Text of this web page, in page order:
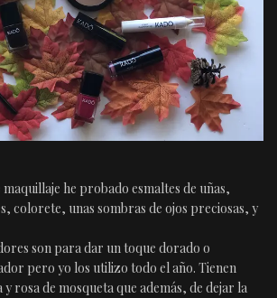
he probado esmaltes de uñas,
colorete, unas sombras de ojos preciosas, y
son para dar un toque dorado o
pero yo los utilizo todo el año. Tienen
rosa de mosqueta que además, de dejar la